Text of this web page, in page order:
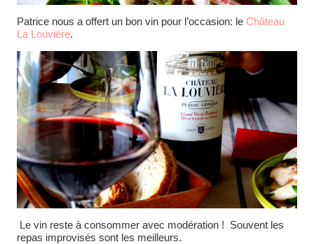
Patrice nous a offert un bon vin pour l’occasion: le Château
La Louvière.
Le vin reste à consommer avec modération ! Souvent les
repas improvisés sont les meilleurs.